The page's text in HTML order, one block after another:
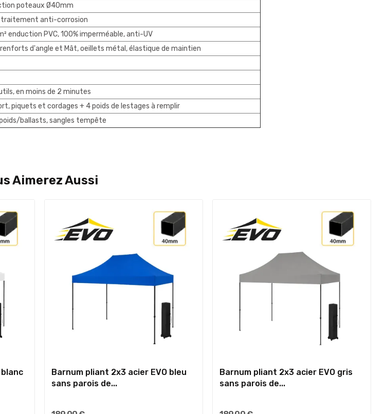
poteaux Ø40mm
traitement anti-corrosion
enduction PVC, 100% imperméable, anti-UV
renforts d'angle et Mât, oeillets métal, élastique de maintien
en moins de 2 minutes
piquets et cordages + 4 poids de lestages à remplir
ballasts, sangles tempête
Aimerez Aussi
Barnum pliant 2x3 acier EVO bleu
sans parois de...
Barnum pliant 2x3 acier EVO gris
sans parois de...